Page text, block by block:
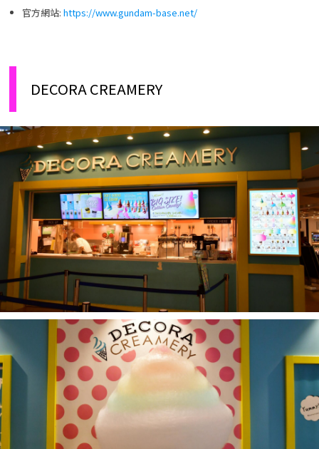
官方網站:https://www.gundam-base.net/
DECORA CREAMERY